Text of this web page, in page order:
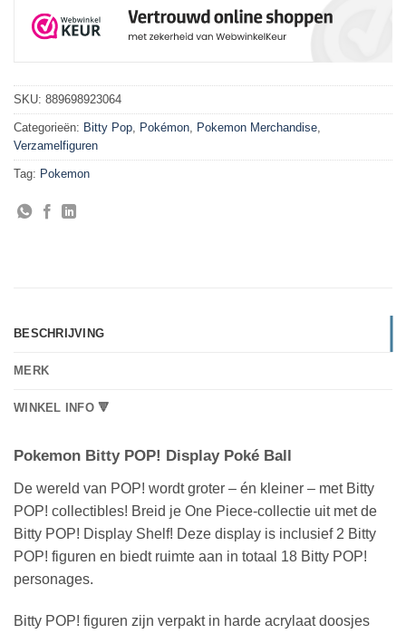
SKU: 889698923064
Categorieën: Bitty Pop, Pokémon, Pokemon Merchandise,
Verzamelfiguren
Tag: Pokemon
BESCHRIJVING
MERK
WINKEL INFO 🔻
Pokemon Bitty POP! Display Poké Ball
De wereld van POP! wordt groter – én kleiner – met Bitty
POP! collectibles! Breid je One Piece-collectie uit met de
Bitty POP! Display Shelf! Deze display is inclusief 2 Bitty
POP! figuren en biedt ruimte aan in totaal 18 Bitty POP!
personages.
Bitty POP! figuren zijn verpakt in harde acrylaat doosjes